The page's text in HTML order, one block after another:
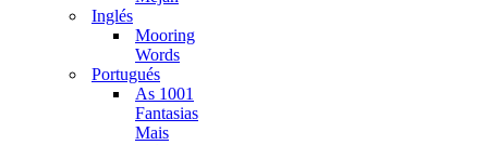
Inglés
Mooring
Words
Portugués
As 1001
Fantasias
Mais